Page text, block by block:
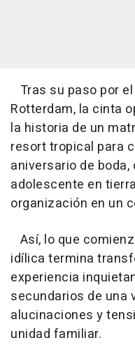
Tras su paso por
Rotterdam, la cinta
la historia de un
resort tropical para
aniversario de
adolescente en
organización en un
Así, lo que
idílica termina
experiencia
secundarios de una
alucinaciones y
unidad familiar.